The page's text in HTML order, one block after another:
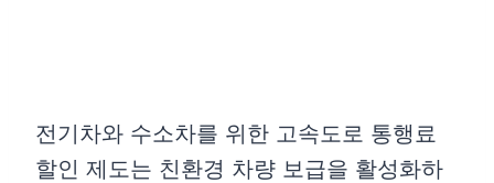
전기차와 수소차를 위한 고속도로 통행료
할인 제도는 친환경 차량 보급을 활성화하